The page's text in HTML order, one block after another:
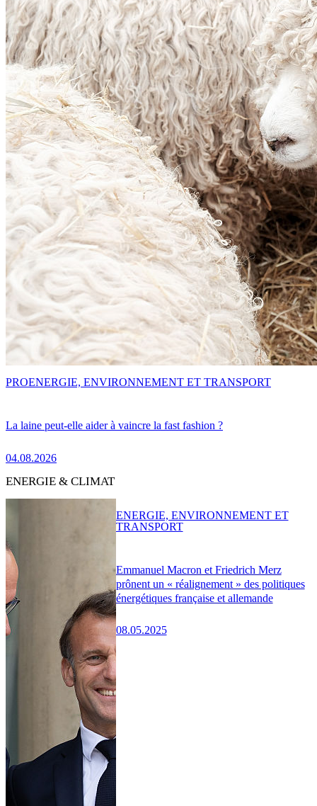
La laine peut-elle aider à vaincre la fast fashion ?
04.08.2026
PROENERGIE, ENVIRONNEMENT ET TRANSPORT
ENERGIE & CLIMAT
Emmanuel Macron et Friedrich Merz
prônent un « réalignement » des politiques
énergétiques française et allemande
08.05.2025
ENERGIE, ENVIRONNEMENT ET
TRANSPORT